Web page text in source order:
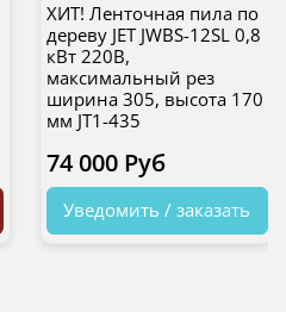
ХИТ! Ленточная пила по
дереву JET JWBS-12SL 0,8
кВт 220В,
максимальный рез
ширина 305, высота 170
мм JT1-435
74 000 Руб
Уведомить / заказать